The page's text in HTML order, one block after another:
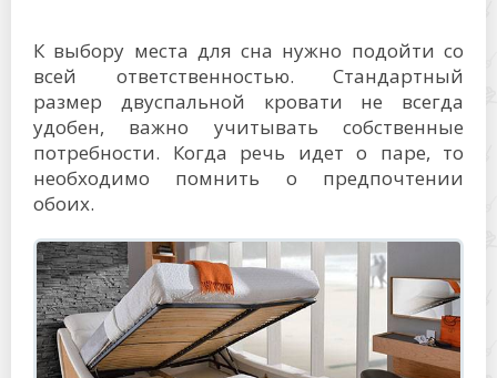
К выбору места для сна нужно подойти со
всей ответственностью. Стандартный
размер двуспальной кровати не всегда
удобен, важно учитывать собственные
потребности. Когда речь идет о паре, то
необходимо помнить о предпочтении
обоих.